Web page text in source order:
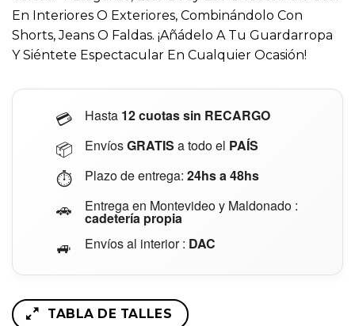
En Interiores O Exteriores, Combinándolo Con
Shorts, Jeans O Faldas. ¡Añádelo A Tu Guardarropa
Y Siéntete Espectacular En Cualquier Ocasión!
💳 Hasta 12 cuotassin RECARGO
📦 EnvíosGRATIS a todo el PAÍS
⏱️ Plazo de entrega: 24hs a 48hs
🚗 Entrega en Montevideo y Maldonado :
cadetería propia
🚙 Envíos al interior : DAC
TABLA DE TALLES